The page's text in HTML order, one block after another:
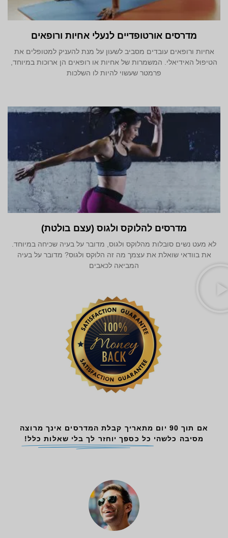
מדרסים אורטופדיים לנעלי אחיות ורופאים
אחיות ורופאים עובדים מסביב לשעון על מנת להעניק למטופלים את
הטיפול האידיאלי. המשמרות של אחיות או רופאים הן ארוכות במיוחד,
פרמטר שעשוי להיות לו השלכות
מדרסים להלוקס ולגוס (עצם בולטת)
לא מעט נשים סובלות מהלוקס ולגוס, מדובר על בעיה שכיחה במיוחד.
את בוודאי שואלת את עצמך מה זה הלוקס ולגוס? מדובר על בעיה
המביאה לכאבים
אם תוך 90 יום מתאריך קבלת המדרסים אינך מרוצה
מסיבה כלשהי כל כספך יוחזר לך בלי שאלות כלל!